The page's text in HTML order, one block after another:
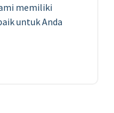
memiliki
untuk Anda